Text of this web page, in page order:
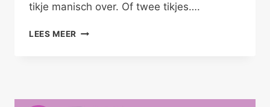
tikje manisch over. Of twee tikjes….
LEES MEER ZWAGERMAN